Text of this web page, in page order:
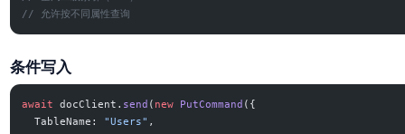
// 允许按不同属性查询
条件写入
await docClient. send ( new PutCommand ({
  TableName:
"Users" ,